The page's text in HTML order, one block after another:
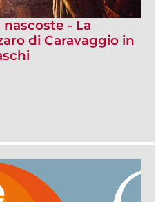
- La
di Caravaggio in